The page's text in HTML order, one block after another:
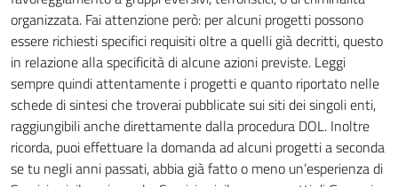
organizzata. Fai attenzione però: per alcuni progetti possono
essere richiesti specifici requisiti oltre a quelli già decritti, questo
in relazione alla specificità di alcune azioni previste. Leggi
sempre quindi attentamente i progetti e quanto riportato nelle
schede di sintesi che troverai pubblicate sui siti dei singoli enti,
raggiungibili anche direttamente dalla procedura DOL. Inoltre
ricorda, puoi effettuare la domanda ad alcuni progetti a seconda
se tu negli anni passati, abbia già fatto o meno un’esperienza di